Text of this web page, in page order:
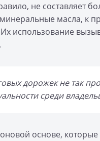
не составляет
масла, к
использование
дорожек не так
среди
основе,